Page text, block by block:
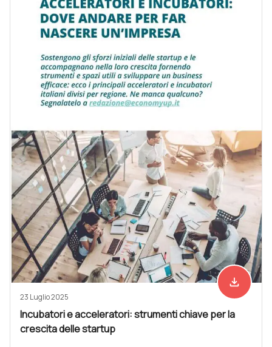
Scarica
file_download
23 Luglio 2025
Incubatori e acceleratori: strumenti chiave per la
crescita delle startup